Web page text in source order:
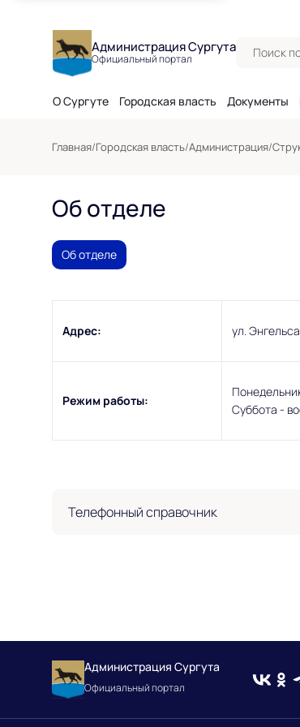
Администрация Сургута
Официальный портал
Поиск по
О Сургуте Городская власть Документы
Главная/Городская власть/Администрация/
Об отделе
Об отделе
Адрес: ул.
Режим работы:
Суббота -
Телефонный справочник
Администрация Сургута
Официальный портал